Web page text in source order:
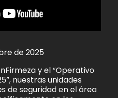
de 2025
y el “Operativo
nuestras unidades
de seguridad en el área